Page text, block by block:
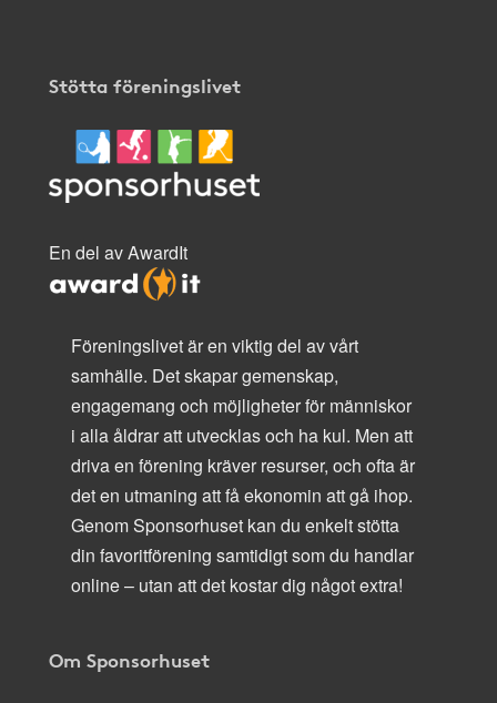
Stötta föreningslivet
En del av AwardIt
Föreningslivet är en viktig del av vårt
samhälle. Det skapar gemenskap,
engagemang och möjligheter för människor
i alla åldrar att utvecklas och ha kul. Men att
driva en förening kräver resurser, och ofta är
det en utmaning att få ekonomin att gå ihop.
Genom Sponsorhuset kan du enkelt stötta
din favoritförening samtidigt som du handlar
online – utan att det kostar dig något extra!
Om Sponsorhuset